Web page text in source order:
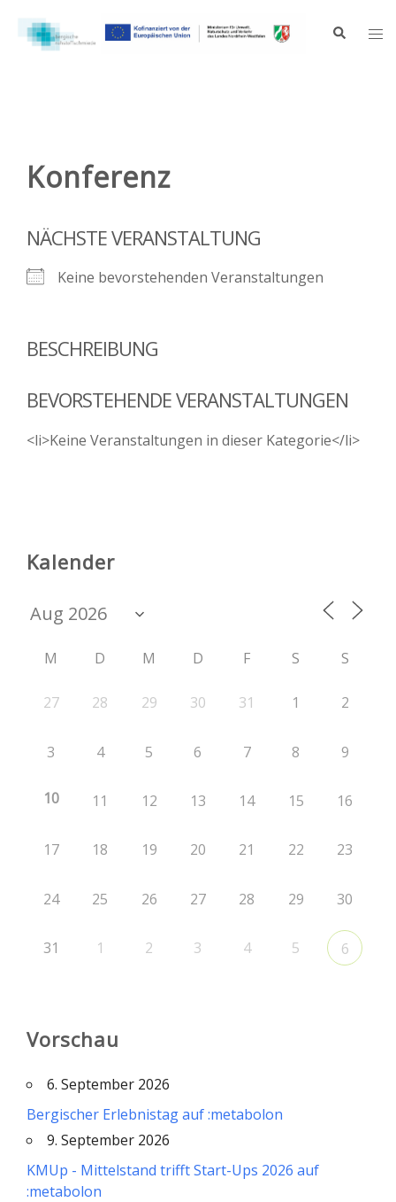
Inhalt
springen
Suche
Konferenz
NÄCHSTE VERANSTALTUNG
Keine bevorstehenden Veranstaltungen
BESCHREIBUNG
BEVORSTEHENDE VERANSTALTUNGEN
<li>Keine Veranstaltungen in dieser Kategorie</li>
Kalender
M D M D F S S
27 28 29 30 31 1 2
3 4 5 6 7 8 9
10 11 12 13 14 15 16
17 18 19 20 21 22 23
24 25 26 27 28 29 30
31 1 2 3 4 5 6
Vorschau
6. September 2026
Bergischer Erlebnistag auf :metabolon
9. September 2026
KMUp - Mittelstand trifft Start-Ups 2026 auf
:metabolon